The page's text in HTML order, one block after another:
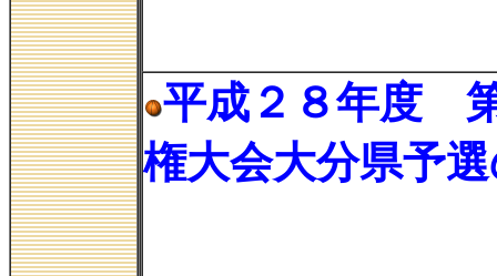
平成２８年度
権大会大分県予